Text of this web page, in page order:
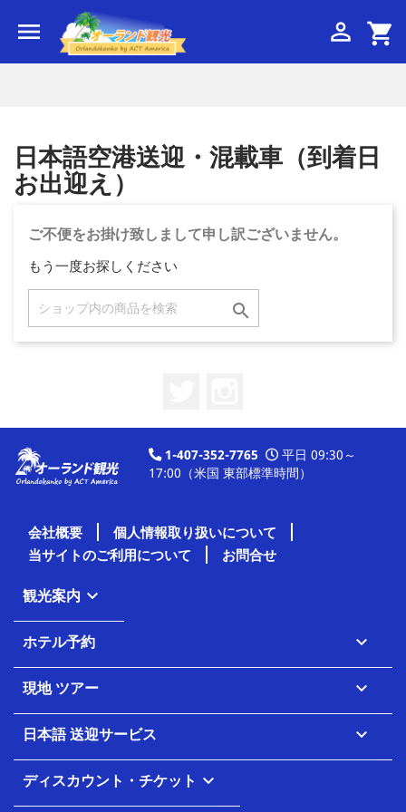
 shopping_cart

日本語空港送迎・混載車（到着日
お出迎え）
ご不便をお掛け致しまして申し訳ございません。
もう一度お探しください

1-407-352-7765
平日 09:30～
17:00（米国 東部標準時間）
会社概要
個人情報取り扱いについて
当サイトのご利用について
お問合せ
観光案内 
ホテル予約 
現地 ツアー 
日本語 送迎サービス 
ディスカウント・チケット 